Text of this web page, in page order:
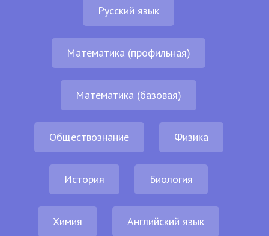
Русский язык
Математика (профильная)
Математика (базовая)
Обществознание Физика
История Биология
Химия Английский язык